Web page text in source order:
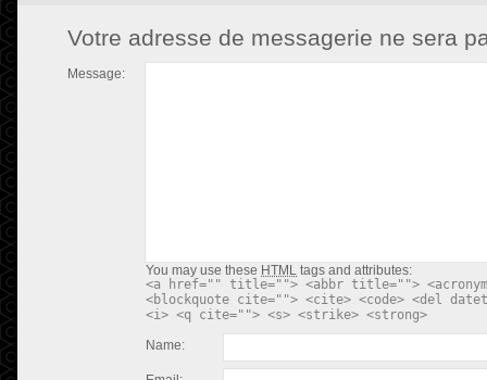
Votre adresse de messagerie ne sera
Message:
You may use these HTML tags and attributes:
<a href="" title=""> <abbr title="">
<blockquote cite=""> <cite> <code> <del
<i> <q cite=""> <s> <strike> <strong>
Name: